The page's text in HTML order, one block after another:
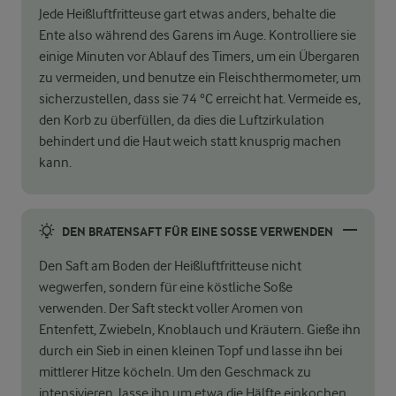
Jede Heißluftfritteuse gart etwas anders, behalte die
Ente also während des Garens im Auge. Kontrolliere sie
einige Minuten vor Ablauf des Timers, um ein Übergaren
zu vermeiden, und benutze ein Fleischthermometer, um
sicherzustellen, dass sie 74 °C erreicht hat. Vermeide es,
den Korb zu überfüllen, da dies die Luftzirkulation
behindert und die Haut weich statt knusprig machen
kann.
DEN BRATENSAFT FÜR EINE SOSSE VERWENDEN
Den Saft am Boden der Heißluftfritteuse nicht
wegwerfen, sondern für eine köstliche Soße
verwenden. Der Saft steckt voller Aromen von
Entenfett, Zwiebeln, Knoblauch und Kräutern. Gieße ihn
durch ein Sieb in einen kleinen Topf und lasse ihn bei
mittlerer Hitze köcheln. Um den Geschmack zu